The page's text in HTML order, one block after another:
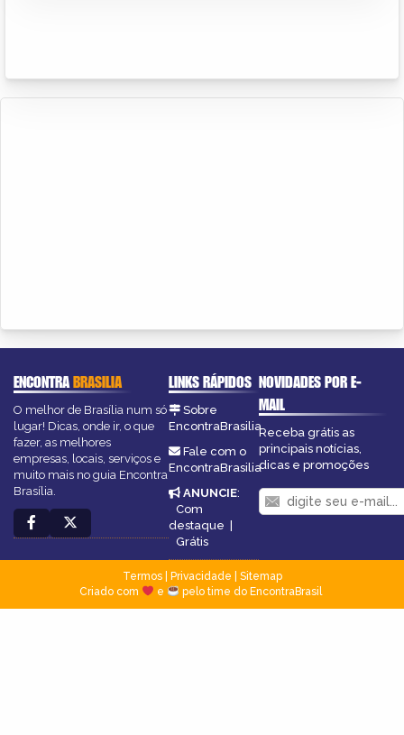
ENCONTRABRASILIA
O melhor de Brasília num só
lugar! Dicas, onde ir, o que
fazer, as melhores
empresas, locais, serviços e
muito mais no guia Encontra
Brasília.
LINKS RÁPIDOS
Sobre
EncontraBrasilia
Fale com o
EncontraBrasilia
ANUNCIE:
Com
destaque |
Grátis
NOVIDADES POR E-
MAIL
Receba grátis as
principais notícias,
dicas e promoções
Termos| Privacidade
Sitemap
Criado com
e pelo time do EncontraBrasil